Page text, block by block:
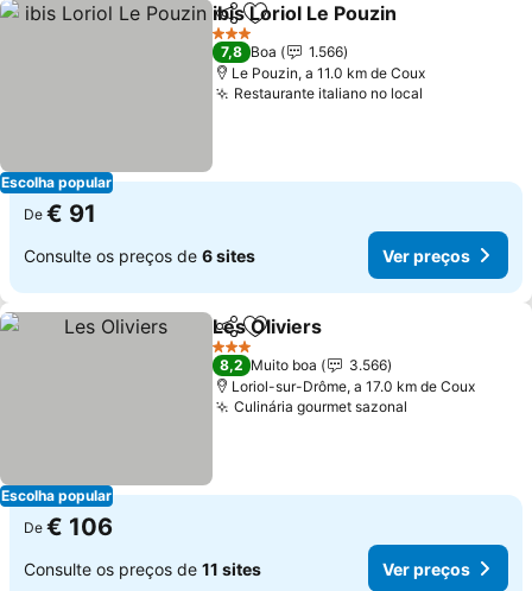
Escolha popular
PartilharAdicionar aos favoritos
ibis Loriol Le Pouzin
3 Estrelas
7,8 Boa
1.566
Le Pouzin, a 11.0 km de Coux
Restaurante italiano no local
De € 91
Consulte os preços de 6 sites Ver preços
Escolha popular
PartilharAdicionar aos favoritos
Les Oliviers
3 Estrelas
8,2 Muito boa
3.566
Loriol-sur-Drôme, a 17.0 km de Coux
Culinária gourmet sazonal
De € 106
Consulte os preços de 11 sites Ver preços